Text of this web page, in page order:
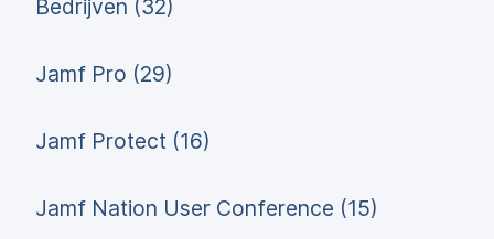
Bedrijven (32)
Jamf Pro (29)
Jamf Protect (16)
Jamf Nation User Conference (15)